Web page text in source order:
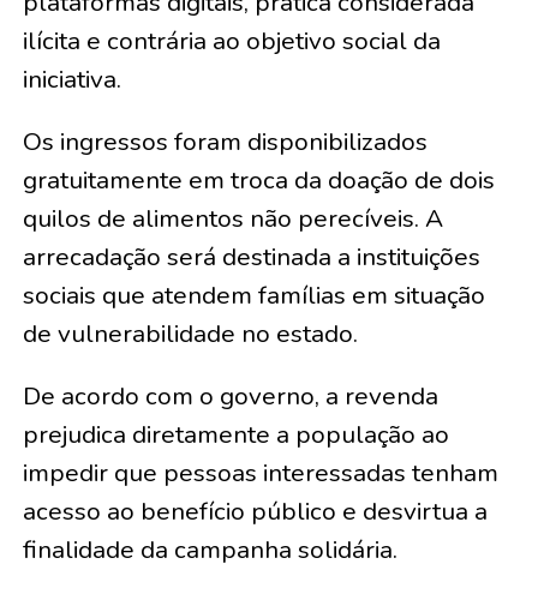
ilícita e contrária ao objetivo social da
iniciativa.
Os ingressos foram disponibilizados
gratuitamente em troca da doação de dois
quilos de alimentos não perecíveis. A
arrecadação será destinada a instituições
sociais que atendem famílias em situação
de vulnerabilidade no estado.
De acordo com o governo, a revenda
prejudica diretamente a população ao
impedir que pessoas interessadas tenham
acesso ao benefício público e desvirtua a
finalidade da campanha solidária.